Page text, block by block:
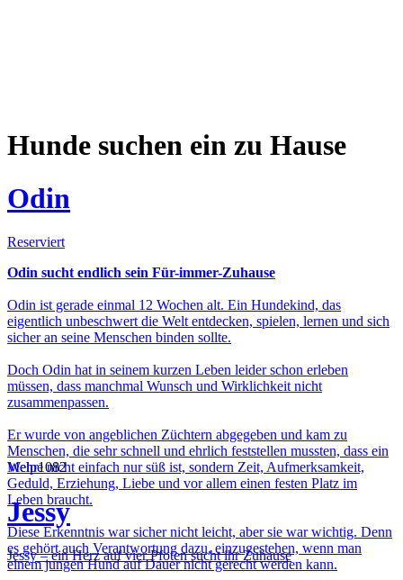
Hunde suchen ein zu Hause
Odin
Reserviert
Odin sucht endlich sein Für-immer-Zuhause
Odin ist gerade einmal 12 Wochen alt. Ein Hundekind, das
eigentlich unbeschwert die Welt entdecken, spielen, lernen und sich
sicher an seine Menschen binden sollte.
Doch Odin hat in seinem kurzen Leben leider schon erleben
müssen, dass manchmal Wunsch und Wirklichkeit nicht
zusammenpassen.
Er wurde von angeblichen Züchtern abgegeben und kam zu
Menschen, die sehr schnell und ehrlich feststellen mussten, dass ein
Welpe nicht einfach nur süß ist, sondern Zeit, Aufmerksamkeit,
Geduld, Erziehung, Liebe und vor allem einen festen Platz im
Leben braucht.
Diese Erkenntnis war sicher nicht leicht, aber sie war wichtig. Denn
es gehört auch Verantwortung dazu, einzugestehen, wenn man
einem jungen Hund auf Dauer nicht gerecht werden kann.
Mehr1082
Jessy
Jessy – ein Herz auf vier Pfoten sucht ihr Zuhause